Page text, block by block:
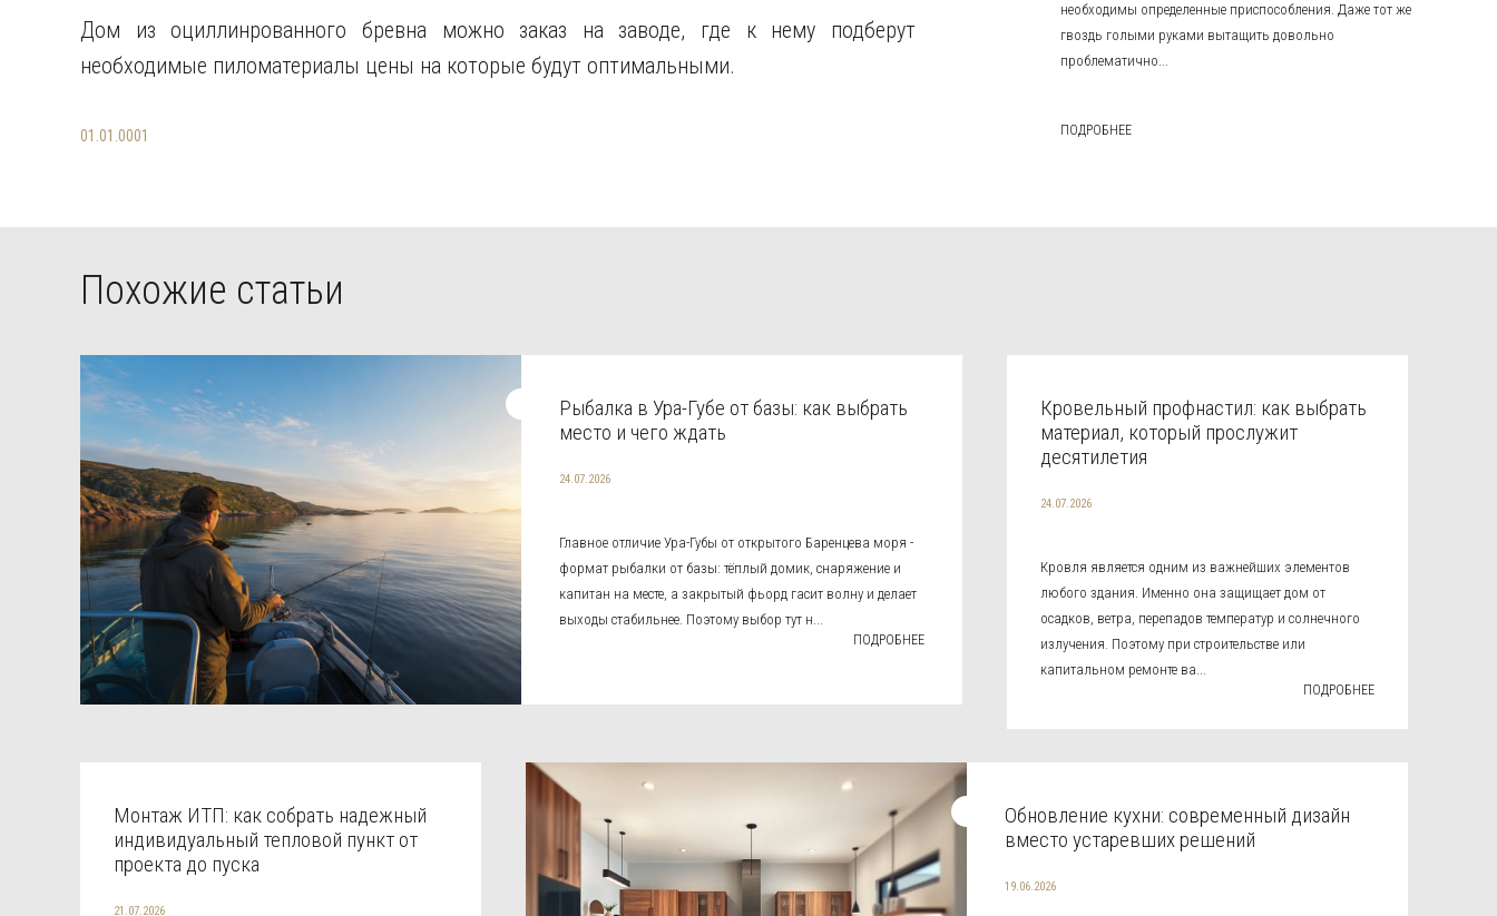
Дом из оциллинрованного бревна можно заказ на заводе, где к нему подберут
необходимые пиломатериалы цены на которые будут оптимальными.
01.01.0001
необходимы определенные приспособления. Даже тот же
гвоздь голыми руками вытащить довольно
проблематично...
ПОДРОБНЕЕ
Похожие статьи
Рыбалка в Ура-Губе от базы: как выбрать
место и чего ждать
24.07.2026
Главное отличие Ура-Губы от открытого Баренцева моря -
формат рыбалки от базы: тёплый домик, снаряжение и
капитан на месте, а закрытый фьорд гасит волну и делает
выходы стабильнее. Поэтому выбор тут н...
ПОДРОБНЕЕ
Кровельный профнастил: как выбрать
материал, который прослужит
десятилетия
24.07.2026
Кровля является одним из важнейших элементов
любого здания. Именно она защищает дом от
осадков, ветра, перепадов температур и солнечного
излучения. Поэтому при строительстве или
капитальном ремонте ва...
ПОДРОБНЕЕ
Монтаж ИТП: как собрать надежный
индивидуальный тепловой пункт от
проекта до пуска
21.07.2026
Обновление кухни: современный дизайн
вместо устаревших решений
19.06.2026